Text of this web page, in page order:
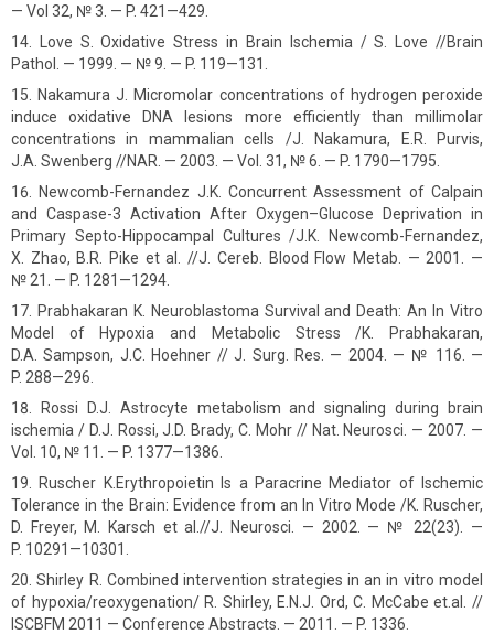
— Vol 32, № 3. — P. 421—429.
Love S. Oxidative Stress in Brain Ischemia / S. Love //Brain
Pathol. — 1999. — № 9. — P. 119—131.
Nakamura J. Micromolar concentrations of hydrogen peroxide
induce oxidative DNA lesions more efficiently than millimolar
concentrations in mammalian cells /J. Nakamura, E.R. Purvis,
J.A. Swenberg //NAR. — 2003. — Vol. 31, № 6. — P. 1790—1795.
Newcomb-Fernandez J.K. Concurrent Assessment of Calpain
and Caspase-3 Activation After Oxygen–Glucose Deprivation in
Primary Septo-Hippocampal Cultures /J.K. Newcomb-Fernandez,
X. Zhao, B.R. Pike et al. //J. Cereb. Blood Flow Metab. — 2001. —
№ 21. — P. 1281—1294.
Prabhakaran K. Neuroblastoma Survival and Death: An In Vitro
Model of Hypoxia and Metabolic Stress /K. Prabhakaran,
D.A. Sampson, J.C. Hoehner // J. Surg. Res. — 2004. — № 116. —
P. 288—296.
Rossi D.J. Astrocyte metabolism and signaling during brain
ischemia / D.J. Rossi, J.D. Brady, C. Mohr // Nat. Neurosci. — 2007. —
Vol. 10, № 11. — P. 1377—1386.
Ruscher K.Erythropoietin Is a Paracrine Mediator of Ischemic
Tolerance in the Brain: Evidence from an In Vitro Mode /K. Ruscher,
D. Freyer, M. Karsch et al.//J. Neurosci. — 2002. — № 22(23). —
P. 10291—10301.
Shirley R. Combined intervention strategies in an in vitro model
of hypoxia/reoxygenation/ R. Shirley, E.N.J. Ord, C. McCabe et.al. //
ISCBFM 2011 — Conference Abstracts. — 2011. — P. 1336.